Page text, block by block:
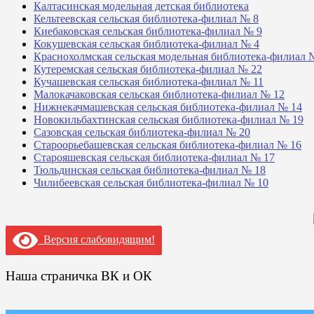
Калтасинская модельная детская библиотека
Кельтеевская сельская библиотека-филиал № 8
Киебаковская сельская библиотека-филиал № 9
Кокушевская сельская библиотека-филиал № 4
Краснохолмская сельская модельная библиотека-филиал
Кутеремская сельская библиотека-филиал № 22
Кучашевская сельская библиотека-филиал № 11
Малокачаковская сельская библиотека-филиал № 12
Нижнекачмашевская сельская библиотека-филиал № 14
Новокильбахтинская сельская библиотека-филиал № 19
Сазовская сельская библиотека-филиал № 20
Староорьебашевская сельская библиотека-филиал № 16
Старояшевская сельская библиотека-филиал № 17
Тюльдинская сельская библиотека-филиал № 18
Чилибеевская сельская библиотека-филиал № 10
Версия слабовидящим!
Наша страничка ВК и ОК